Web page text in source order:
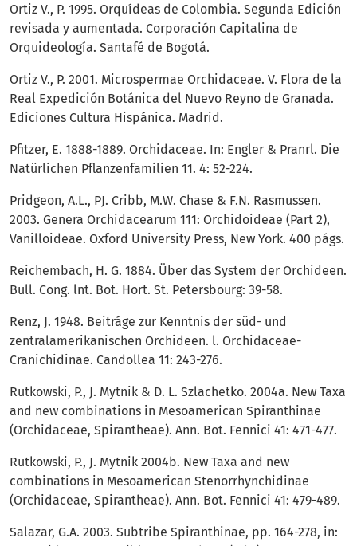
Ortiz V., P. 1995. Orquídeas de Colombia. Segunda Edición
revisada y aumentada. Corporación Capitalina de
Orquideología. Santafé de Bogotá.
Ortiz V., P. 2001. Microspermae Orchidaceae. V. Flora de la
Real Expedición Botánica del Nuevo Reyno de Granada.
Ediciones Cultura Hispánica. Madrid.
Pfitzer, E. 1888-1889. Orchidaceae. In: Engler & Pranrl. Die
Natürlichen Pflanzenfamilien 11. 4: 52-224.
Pridgeon, A.L., PJ. Cribb, M.W. Chase & F.N. Rasmussen.
2003. Genera Orchidacearum 111: Orchidoideae (Part 2),
Vanilloideae. Oxford University Press, New York. 400 págs.
Reichembach, H. G. 1884. Über das System der Orchideen.
Bull. Cong. lnt. Bot. Hort. St. Petersbourg: 39-58.
Renz, J. 1948. Beitráge zur Kenntnis der süd- und
zentralamerikanischen Orchideen. l. Orchidaceae-
Cranichidinae. Candollea 11: 243-276.
Rutkowski, P., J. Mytnik & D. L. Szlachetko. 2004a. New Taxa
and new combinations in Mesoamerican Spiranthinae
(Orchidaceae, Spirantheae). Ann. Bot. Fennici 41: 471-477.
Rutkowski, P., J. Mytnik 2004b. New Taxa and new
combinations in Mesoamerican Stenorrhynchidinae
(Orchidaceae, Spirantheae). Ann. Bot. Fennici 41: 479-489.
Salazar, G.A. 2003. Subtribe Spiranthinae, pp. 164-278, in: